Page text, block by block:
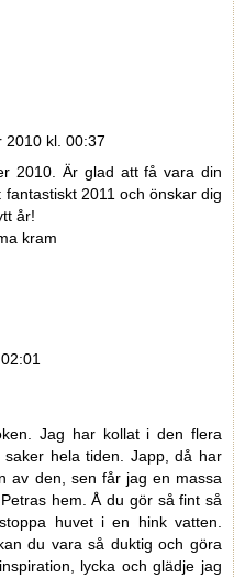
2010 kl. 00:37
2010. Är glad att få vara din
2011 och önskar dig
år!
kram
Jag har kollat i den flera
hela tiden. Japp, då har
av den, sen får jag en massa
hem. Å du gör så fint så
huvet i en hink vatten.
du vara så duktig och göra
lycka och glädje jag